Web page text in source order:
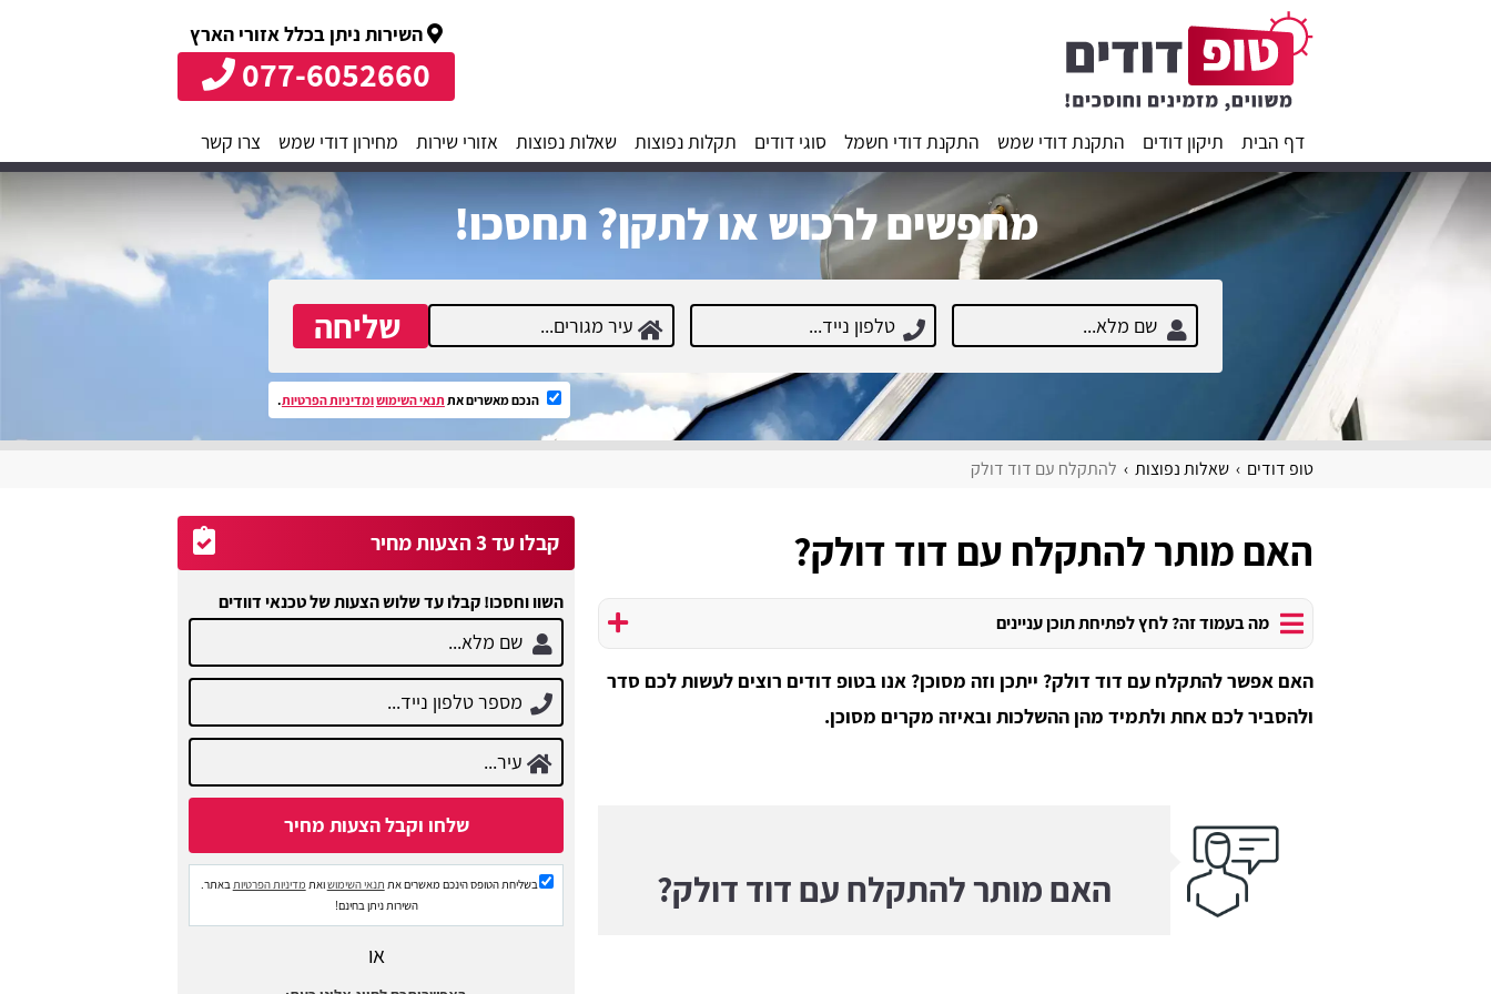
השירות ניתן בכלל אזורי הארץ
077-6052660
דף הבית תיקון דודים התקנת דודי שמש התקנת דודי חשמל סוגי דודים תקלות נפוצות שאלות נפוצות אזורי שירות מחירון דודי שמש צרו קשר
מחפשים לרכוש או לתקן? תחסכו!
שליחה
הנכם מאשרים את תנאי השימושומדיניות הפרטיות.
טופ דודים שאלות נפוצות להתקלח עם דוד דולק
האם מותר להתקלח עם דוד דולק?
מה בעמוד זה? לחץ לפתיחת תוכן עניינים
האם אפשר להתקלח עם דוד דולק? ייתכן וזה מסוכן? אנו בטופ דודים רוצים לעשות לכם סדר
ולהסביר לכם אחת ולתמיד מהן ההשלכות ובאיזה מקרים מסוכן.
האם מותר להתקלח עם דוד דולק?
קבלו עד 3 הצעות מחיר
השוו וחסכו! קבלו עד שלוש הצעות של טכנאי דוודים
בשליחת הטופס הינכם מאשרים את תנאי השימושואת מדיניות הפרטיותבאתר.
השירות ניתן בחינם!
או